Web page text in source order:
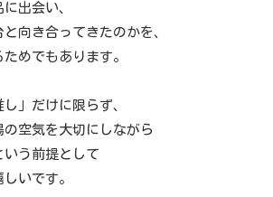
出会い、
向き合ってきたのかを、
めでもあります。
」だけに限らず、
空気を大切にしながら
う前提として
いです。